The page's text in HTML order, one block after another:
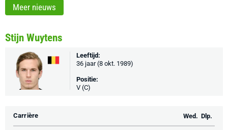
Meer nieuws
Stijn Wuytens
Leeftijd:
36 jaar (8 okt. 1989)
Positie:
V (C)
Carrière Wed. Dlp.